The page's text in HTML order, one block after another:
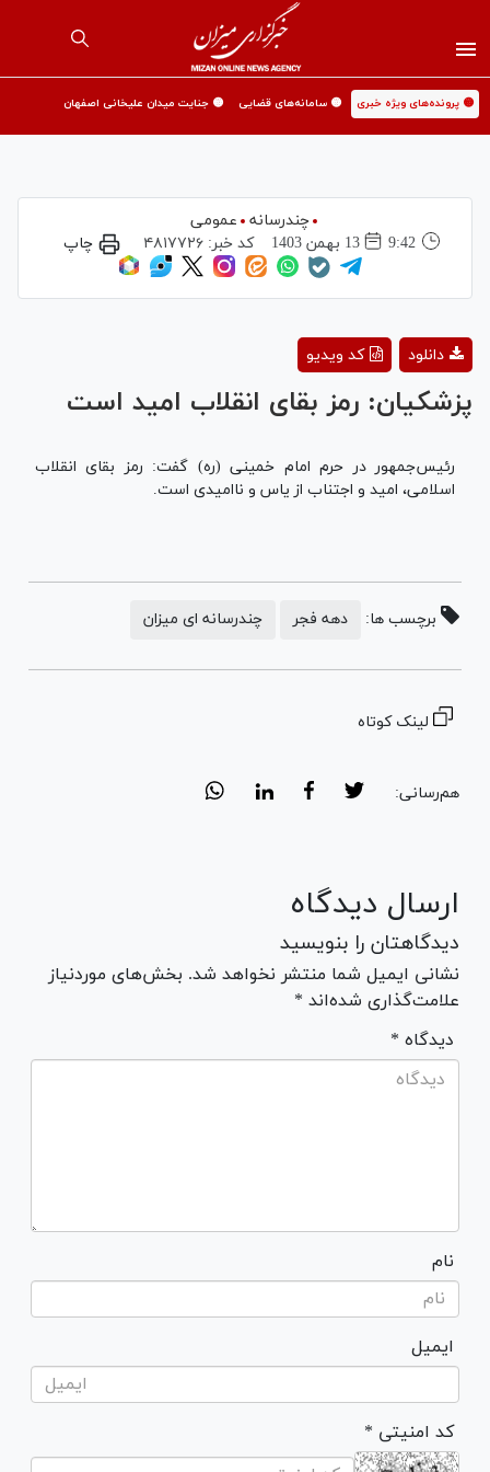
🟡 پرونده‌های ویژه خبری 🟡 سامانه‌های قضایی 🟡 جنایت میدان علیخانی اصفهان
چندرسانه
عمومی
9:42
13 بهمن 1403 کد خبر: ۴۸۱۷۷۲۶ چاپ
Video
کد ویدیو دانلود
پزشکیان: رمز بقای انقلاب امید است
رئیس‌جمهور در حرم امام خمینی (ره) گفت: رمز بقای انقلاب
اسلامی، امید و اجتناب از یاس و ناامیدی است.
برچسب ها: دهه فجر چندرسانه ای میزان
لینک کوتاه
هم‌رسانی:
ارسال دیدگاه
دیدگاهتان را بنویسید
نشانی ایمیل شما منتشر نخواهد شد. بخش‌های موردنیاز
علامت‌گذاری شده‌اند *
* دیدگاه
نام
ایمیل
* کد امنیتی